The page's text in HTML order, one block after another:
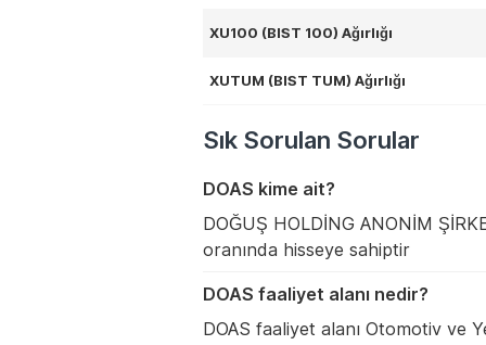
XU100 (BIST 100) Ağırlığı
XUTUM (BIST TUM) Ağırlığı
Sık Sorulan Sorular
DOAS kime ait?
DOĞUŞ HOLDİNG ANONİM
oranında hisseye sahiptir
DOAS faaliyet alanı nedir?
DOAS faaliyet alanı Otomotiv ve